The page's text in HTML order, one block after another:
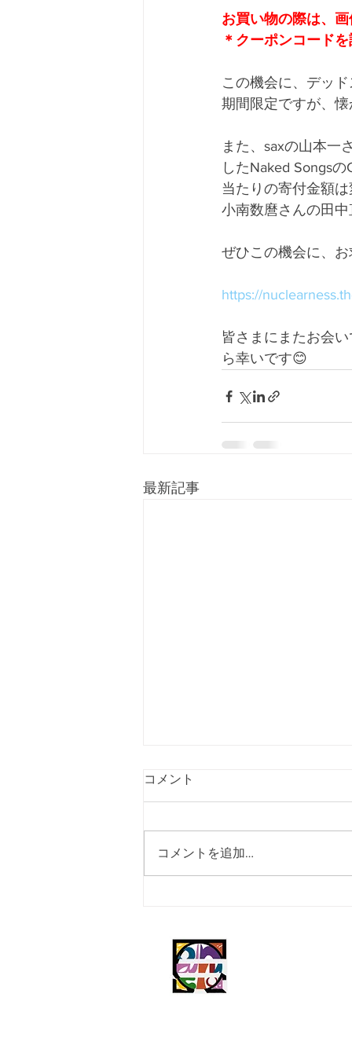
お買い物の際は、
＊クーポンコード
この機会に、デッ
期間限定ですが、
また、saxの山本一
したNaked Songs
当たりの寄付金額は
小南数麿さんの田
ぜひこの機会に、お
https://
皆さまにまたお会
ら幸いです😊
最新記事
グッズが新登場！
コメント
コメントを追加…